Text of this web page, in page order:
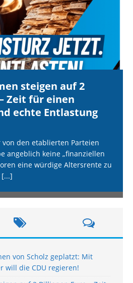
steigen auf 2
Zeit für einen
echte Entlastung
den etablierten Parteien
angeblich keine „finanziellen
eine würdige Altersrente zu
[...]
von Scholz geplatzt: Mit
will die CDU regieren!